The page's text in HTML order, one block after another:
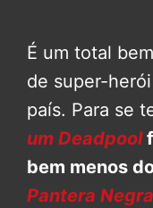
É um total
de super-
país. Para se
um Deadpool
bem menos
Pantera Negra